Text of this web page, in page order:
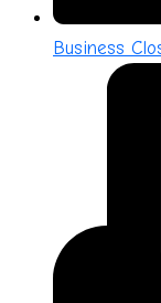
Business